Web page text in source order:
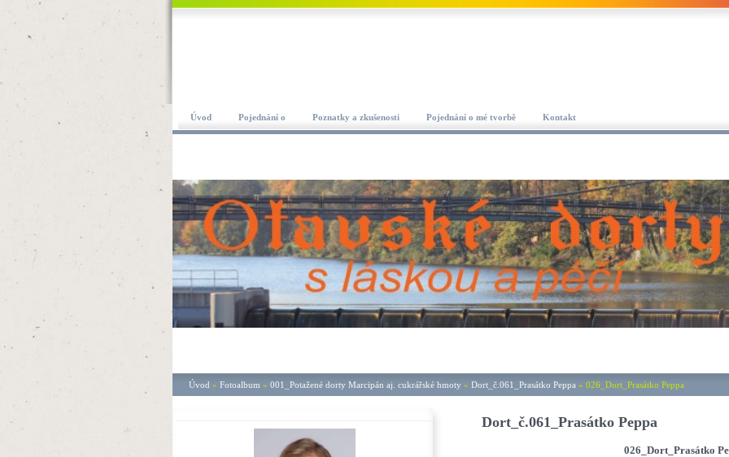
Úvod Pojednání o Poznatky a zkušenosti Pojednání o mé tvorbě Kontakt
Úvod » Fotoalbum » 001_Potažené dorty Marcipán aj. cukrářské hmoty » Dort_č.061_Prasátko Peppa » 026_Dort_Prasátko Peppa
Dort_č.061_Prasátko Peppa
026_Dort_Prasátko